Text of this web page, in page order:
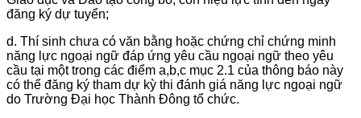
đăng ký dự tuyển;
d. Thí sinh chưa có văn bằng hoặc chứng chỉ chứng minh
năng lực ngoại ngữ đáp ứng yêu cầu ngoại ngữ theo yêu
cầu tại một trong các điểm a,b,c mục 2.1 của thông báo này
có thể đăng ký tham dự kỳ thi đánh giá năng lực ngoại ngữ
do Trường Đại học Thành Đông tổ chức.